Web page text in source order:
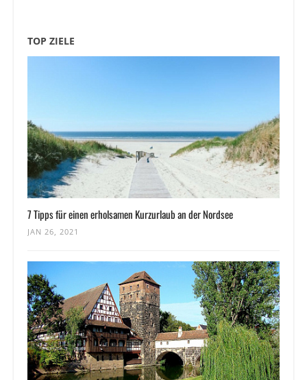
TOP ZIELE
7 Tipps für einen erholsamen Kurzurlaub an der Nordsee
JAN 26, 2021